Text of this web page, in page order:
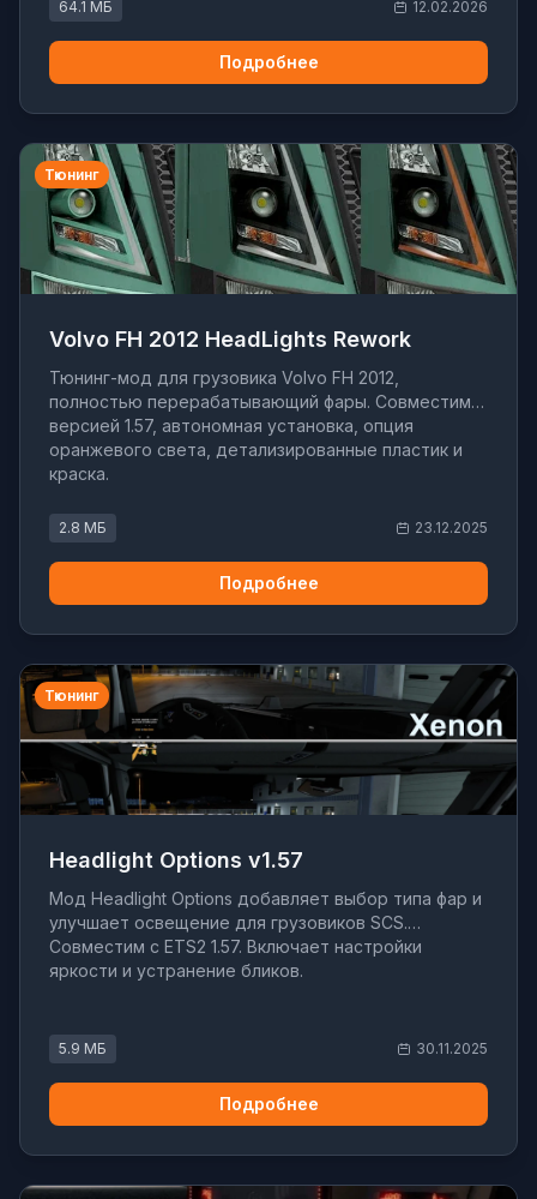
64.1 МБ 12.02.2026
Подробнее
Тюнинг
Volvo FH 2012 HeadLights Rework
Тюнинг-мод для грузовика Volvo FH 2012,
полностью перерабатывающий фары. Совместим с
версией 1.57, автономная установка, опция
оранжевого света, детализированные пластик и
краска.
2.8 МБ 23.12.2025
Подробнее
Тюнинг
Headlight Options v1.57
Мод Headlight Options добавляет выбор типа фар и
улучшает освещение для грузовиков SCS.
Совместим с ETS2 1.57. Включает настройки
яркости и устранение бликов.
5.9 МБ 30.11.2025
Подробнее